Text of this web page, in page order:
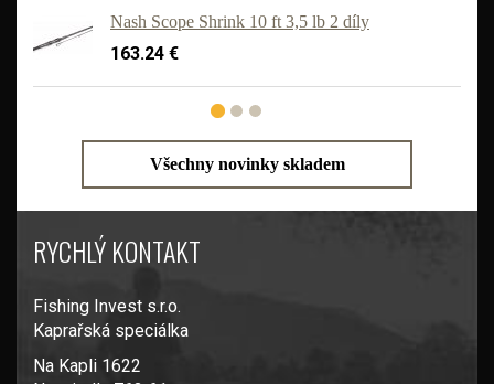
Nash Scope Shrink 10 ft 3,5 lb 2 díly
163.24 €
Všechny novinky skladem
RYCHLÝ KONTAKT
Fishing Invest s.r.o.
Kaprařská speciálka
Na Kapli 1622